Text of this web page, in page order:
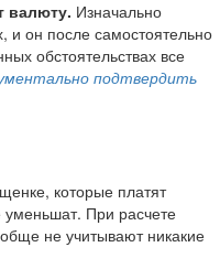
валюту. Изначально
и он после самостоятельно
обстоятельствах все
подтвердить
которые платят
уменьшат. При расчете
не учитывают никакие